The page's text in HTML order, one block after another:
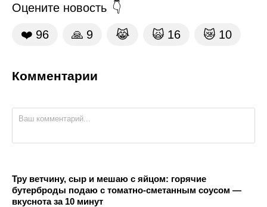
Оцените новость
❤️ 96 🙏 9 😹 🙀 16 😿 10
Комментарии
Тру ветчину, сыр и мешаю с яйцом: горячие
бутерброды подаю с томатно-сметанным соусом —
вкуснота за 10 минут